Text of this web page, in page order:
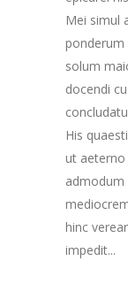
Mei simul
ponderum
solum
docendi
His
ut aeterno
admodum
hinc
impedit...